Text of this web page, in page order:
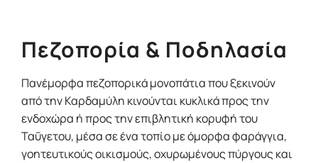
Πεζοπορία & Ποδηλασία
Πανέμορφα πεζοπορικά μονοπάτια που ξεκινούν
από την Καρδαμύλη κινούνται κυκλικά προς την
ενδοχώρα ή προς την επιβλητική κορυφή του
Ταΰγετου, μέσα σε ένα τοπίο με όμορφα φαράγγια,
γοητευτικούς οικισμούς, οχυρωμένους πύργους και